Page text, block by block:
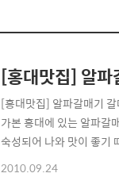
[홍대맛집] 알
[홍대맛집] 알파갈매기
가본 홍대에 있는 알파갈
숙성되어 나와 맛이 좋기
와서 바로 보이는 오른쪽
2010.09.24